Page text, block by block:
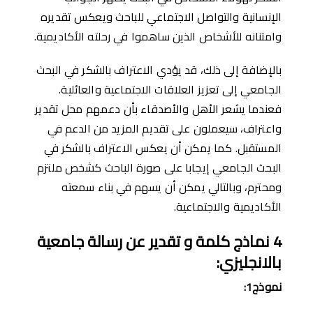
الإنسانية والتواصل الاجتماعي للباحث ويعكس تقديره
وامتنانه للأشخاص الذين ساهموا في رحلته الأكاديمية.
بالإضافة إلى ذلك، قد يؤدي الاعتراف بالشكر في البحث
الجامعي إلى تعزيز العلاقات الاجتماعية والعائلية.
فعندما يشعر الأهل والأصدقاء بأن دعمهم محل تقدير
واعتراف، سيعملون على تقديم المزيد من الدعم في
المستقبل. كما يمكن أن يعكس الاعتراف بالشكر في
البحث الجامعي إيجابا على صورة الباحث كشخص ملتزم
ومحترم، وبالتالي يمكن أن يسهم في بناء سمعته
الأكاديمية والاجتماعية.
4نماذج كلمة و تقدير عنرسالة جامعية
بالانجليزي:
نموذج1: